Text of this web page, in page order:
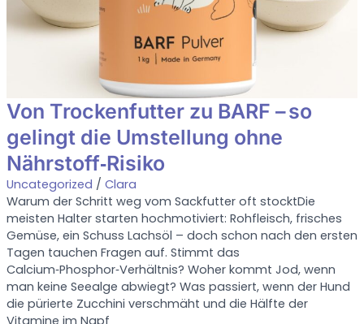
Von Trockenfutter zu BARF – so
gelingt die Umstellung ohne
Nährstoff‑Risiko
Uncategorized / Clara
Warum der Schritt weg vom Sackfutter oft stocktDie
meisten Halter starten hochmotiviert: Rohfleisch, frisches
Gemüse, ein Schuss Lachsöl – doch schon nach den ersten
Tagen tauchen Fragen auf. Stimmt das
Calcium‑Phosphor‑Verhältnis? Woher kommt Jod, wenn
man keine Seealge abwiegt? Was passiert, wenn der Hund
die pürierte Zucchini verschmäht und die Hälfte der